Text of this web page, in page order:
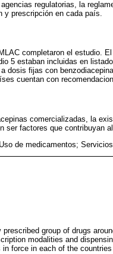
regulatorias, la
y prescripción en cada país.
completaron el estudio.
5 estaban incluidas en
dosis fijas con
cuentan con
comercializadas, la
ser factores que contribuyan
de medicamentos;
group of drugs
modalities and
force in each of the